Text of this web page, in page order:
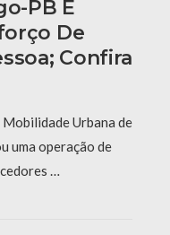
PB E
De
Confira
Urbana de
uma operação de
…